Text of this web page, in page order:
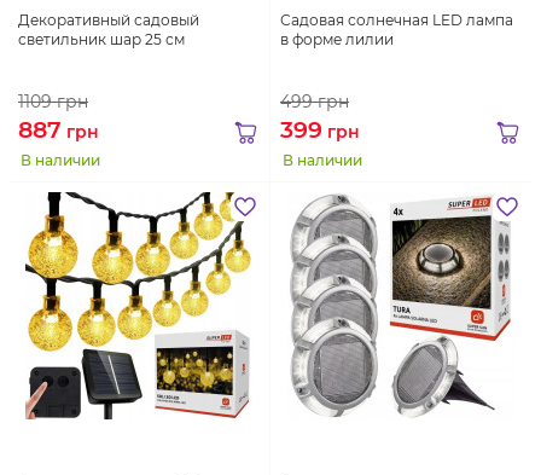
Декоративный садовый
светильник шар 25 см
1109грн
887 грн
В наличии
Садовая солнечная LED лампа
в форме лилии
499грн
399 грн
В наличии